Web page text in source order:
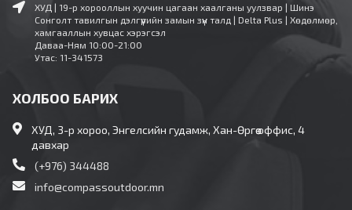
ХУД | 19-р хорооллын хуучин цагаан хаалганы уулзвар | Шинэ
Сонголт тавилгын дэлгүүрийн замын зүүн талд | Delta Plus | Хөдөлмөр,
хамгааллын хувцас хэрэгсэл
Даваа-Ням 10:00-21:00
Утас: 11-341573
ХОЛБОО БАРИХ
ХУД, 3-р хороо, Энгелсийн гудамж, Хан-Өргөө оффис, 4
давхар
(+976) 344488
info@compassoutdoor.mn